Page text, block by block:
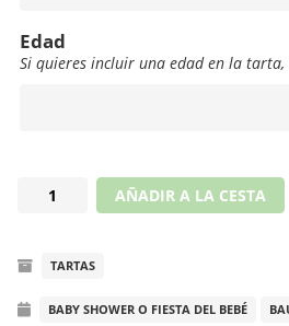
Edad
Si quieres incluir una edad en la
Drip
dragón
cantidad
AÑADIR A LA CESTA
TARTAS
BABY SHOWER O FIESTA DEL BEBÉ